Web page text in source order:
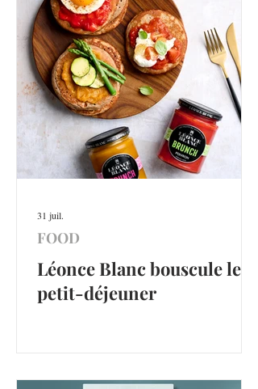
Léonce Blanc bouscule le
petit-déjeuner
FOOD
31 juil.